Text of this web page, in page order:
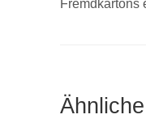
Fremdkartons